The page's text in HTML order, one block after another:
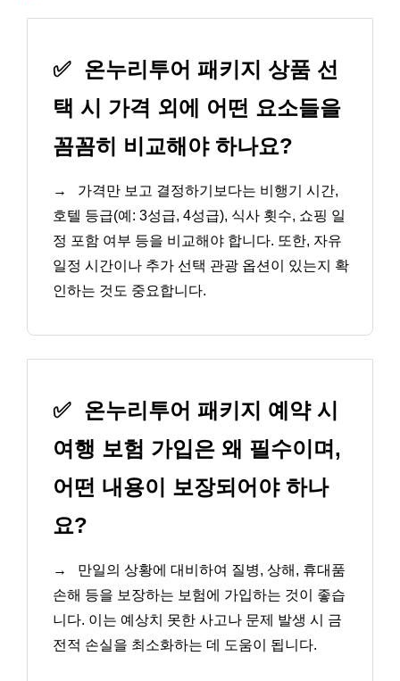
✅ 온누리투어 패키지 상품 선
택 시 가격 외에 어떤 요소들을
꼼꼼히 비교해야 하나요?
→
가격만 보고 결정하기보다는 비행기 시간,
호텔 등급(예: 3성급, 4성급), 식사 횟수, 쇼핑 일
정 포함 여부 등을 비교해야 합니다. 또한, 자유
일정 시간이나 추가 선택 관광 옵션이 있는지 확
인하는 것도 중요합니다.
✅ 온누리투어 패키지 예약 시
여행 보험 가입은 왜 필수이며,
어떤 내용이 보장되어야 하나
요?
→
만일의 상황에 대비하여 질병, 상해, 휴대품
손해 등을 보장하는 보험에 가입하는 것이 좋습
니다. 이는 예상치 못한 사고나 문제 발생 시 금
전적 손실을 최소화하는 데 도움이 됩니다.